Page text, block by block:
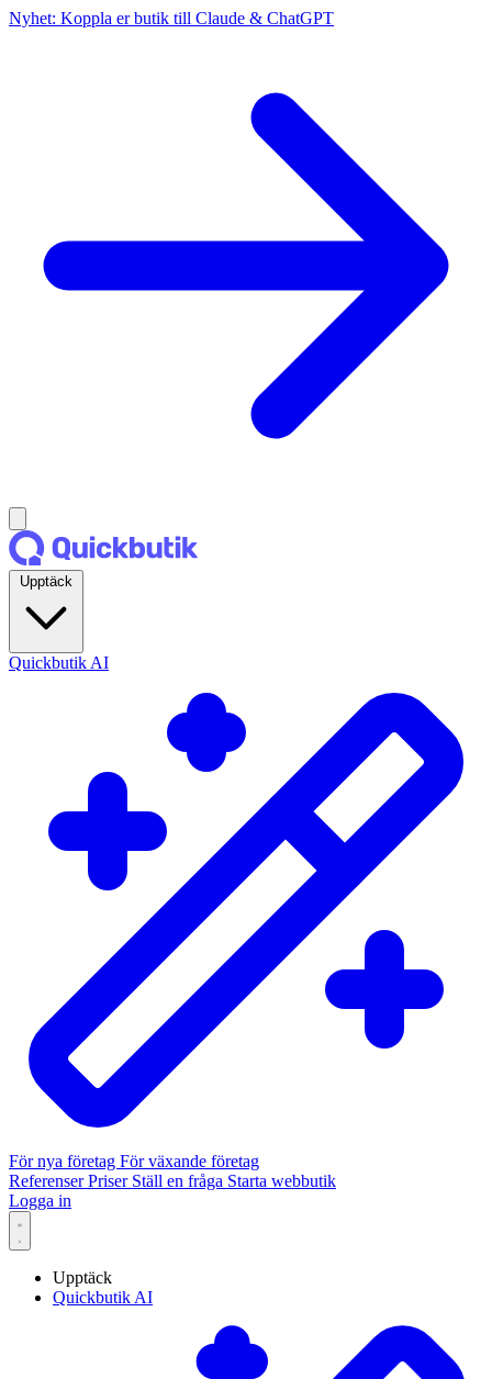
Nyhet: Koppla er butik till Claude & ChatGPT
Quickbutik AI
För nya företag För växande företag
ReferenserPriser Ställ en fråga Starta webbutik
Logga in
Upptäck
Quickbutik AI